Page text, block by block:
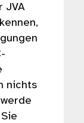
JVA
nichts